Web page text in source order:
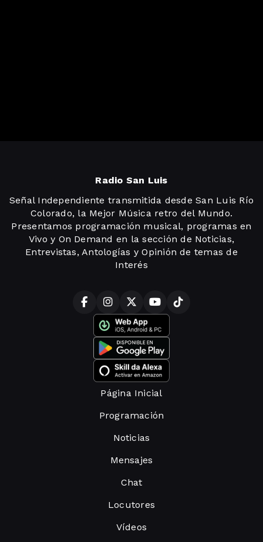
Radio San Luis
Señal Independiente transmitida desde San Luis Río
Colorado, la Mejor Música retro del Mundo.
Presentamos programación musical, programas en
Vivo y On Demand en la sección de Noticias,
Entrevistas, Antologías y Opinión de temas de
Interés
Página Inicial
Programación
Noticias
Mensajes
Chat
Locutores
Vídeos